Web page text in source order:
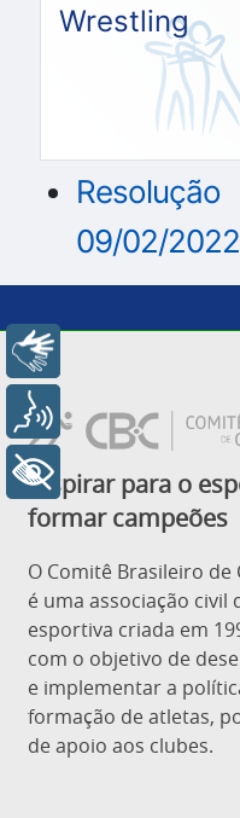
Wrestling
09/02/2022
Inspirar para o
formar campeões
O Comitê Brasileiro de
é uma associação civil
esportiva criada em
com o objetivo de
e implementar a
formação de atletas,
de apoio aos clubes.
Voz
+ Acessibilidade